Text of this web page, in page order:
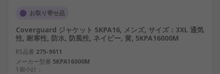
お取り寄せ品
Coverguard ジャケット 5KPA16, メンズ, サイズ：3XL 通気
性, 耐寒性, 防水, 防風性, ネイビー, 黄, 5KPA16000M
RS品番 275-9611
メーカー型番 5KPA16000M
1個小計：